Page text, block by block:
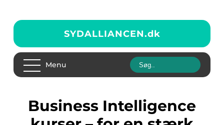
SYDALLIANCEN.dk
Menu
Business Intelligence